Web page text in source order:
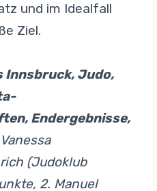
und im Idealfall
Ziel.
Innsbruck, Judo,
Endergebnisse,
(Judoklub
2. Manuel